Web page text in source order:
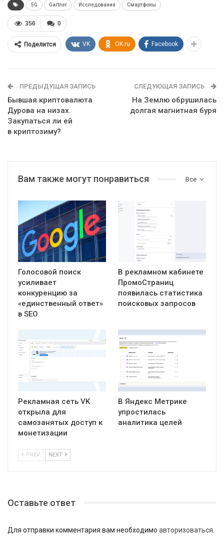
5G Gartner Исследования Смартфоны
0
356
Поделится VK OK.ru Facebook
ПРЕДЫДУЩАЯ ЗАПИСЬ
Бывшая криптовалюта
Дурова на низах.
Закупаться ли ей
в криптозиму?
СЛЕДУЮЩАЯ ЗАПИСЬ
На Землю обрушилась
долгая магнитная буря
Все
Вам также могут понравиться
Голосовой поиск
усиливает
конкуренцию за
«единственный ответ»
в SEO
В рекламном кабинете
ПромоСтраниц
появилась статистика
поисковых запросов
Рекламная сеть VK
открыла для
самозанятых доступ к
монетизации
В Яндекс Метрике
упростилась
аналитика целей
PREV NEXT
Оставьте ответ
Для отправки комментария вам необходимо авторизоваться